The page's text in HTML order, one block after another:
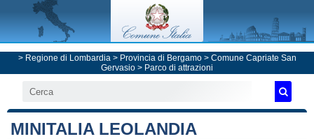
> Regione di Lombardia> Provincia di Bergamo> Comune Capriate San
Gervasio > Parco di attrazioni
MINITALIA LEOLANDIA